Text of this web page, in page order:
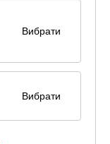
Вибрати
Вибрати